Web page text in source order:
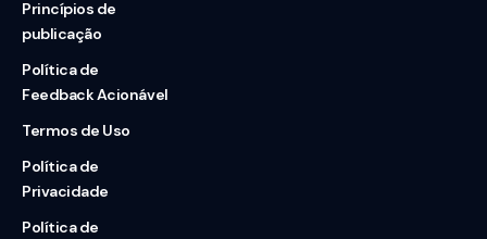
Princípios de
publicação
Política de
Feedback Acionável
Termos de Uso
Política de
Privacidade
Política de